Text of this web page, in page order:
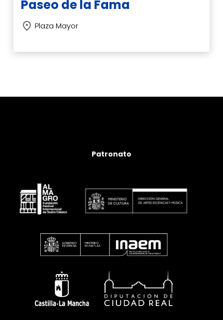
Paseo de la Fama
Plaza Mayor
Patronato